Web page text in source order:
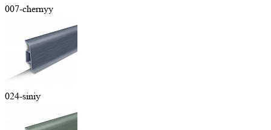
007-chernyy
024-siniy